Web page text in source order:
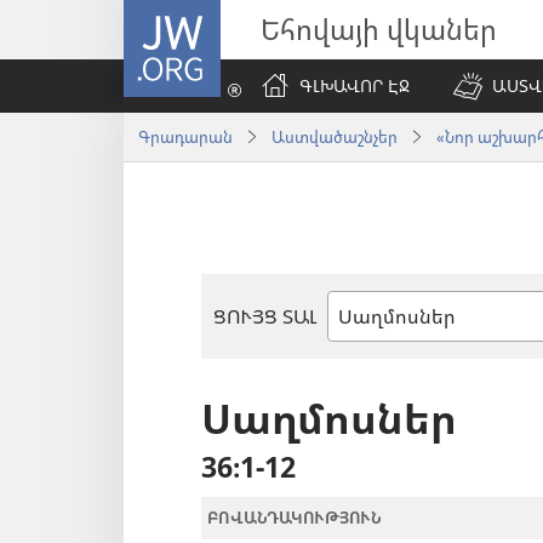
JW.ORG Եհովայի վկաներ
ԳԼԽԱՎՈՐ ԷՋ
Գրադարան Աստվածաշնչեր «Նոր
ՑՈՒՅՑ ՏԱԼ
Աստվածաշնչյան
Սաղմոսներ
36։1-12
ԲՈՎԱՆԴԱԿՈՒԹՅՈՒՆ